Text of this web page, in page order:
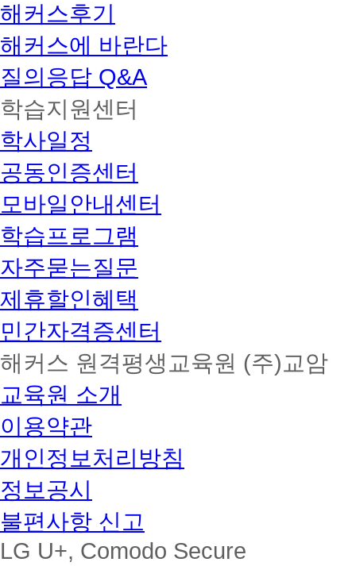
해커스후기
해커스에 바란다
질의응답 Q&A
학습지원센터
학사일정
공동인증센터
모바일안내센터
학습프로그램
자주묻는질문
제휴할인혜택
민간자격증센터
해커스 원격평생교육원 (주)교암
교육원 소개
이용약관
개인정보처리방침
정보공시
불편사항 신고
LG U+, Comodo Secure